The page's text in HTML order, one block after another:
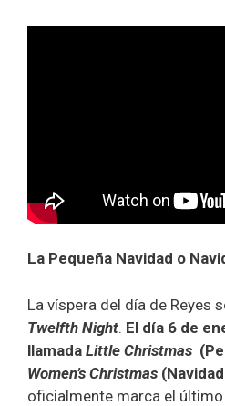
La Pequeña Navidad o
La víspera del día de Reyes
Twelfth Night. El día 6 de
llamada Little Christmas
Women’s Christmas
oficialmente marca el último